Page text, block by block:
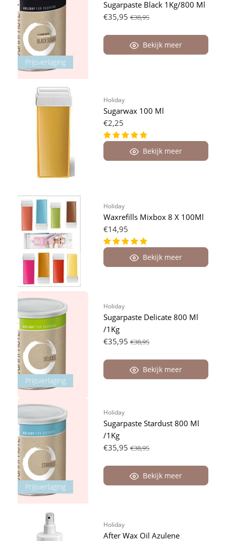
Prijsverlaging
Sugarpaste Black 1Kg/800 Ml
€35,95 €38,95
Bekijk meer
Holiday
Sugarwax 100 Ml
€2,25
Bekijk meer
Holiday
Waxrefills Mixbox 8 X 100Ml
€14,95
Bekijk meer
Prijsverlaging
Holiday
Sugarpaste Delicate 800 Ml
/1Kg
€35,95 €38,95
Bekijk meer
Prijsverlaging
Holiday
Sugarpaste Stardust 800 Ml
/1Kg
€35,95 €38,95
Bekijk meer
Holiday
After Wax Oil Azulene